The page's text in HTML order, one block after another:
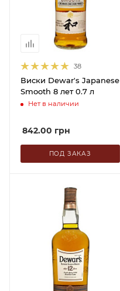
38
Виски Dewar's Japanese
Smooth 8 лет 0.7 л
Нет в наличии
842.00 грн
ПОД ЗАКАЗ